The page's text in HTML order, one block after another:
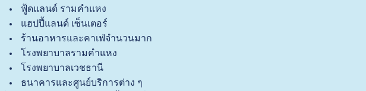
ฟู้ดแลนด์ รามคำแหง
แฮปปี้แลนด์ เซ็นเตอร์
ร้านอาหารและคาเฟ่จำนวนมาก
โรงพยาบาลรามคำแหง
โรงพยาบาลเวชธานี
ธนาคารและศูนย์บริการต่าง ๆ